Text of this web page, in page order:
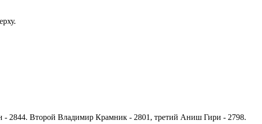
- 2844. Второй Владимир Крамник - 2801, третий Аниш Гири - 2798.